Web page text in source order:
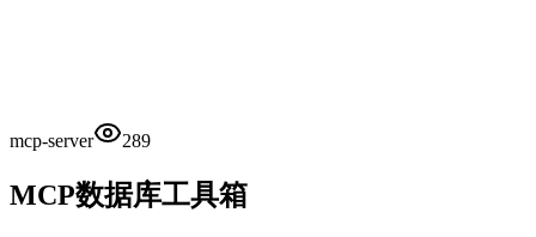
mcp-server 289
MCP数据库工具箱